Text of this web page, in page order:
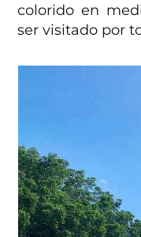
colorido en
ser visitado por